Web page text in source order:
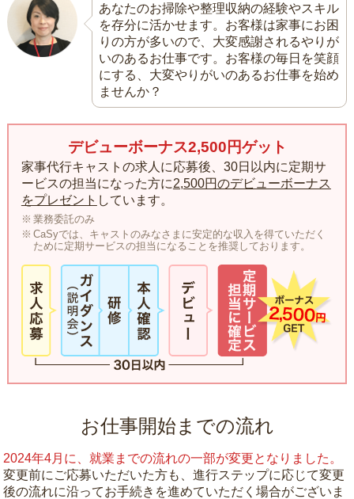
あなたのお掃除や整理収納の経験やスキル
を存分に活かせます。お客様は家事にお困
りの方が多いので、大変感謝されるやりが
いのあるお仕事です。お客様の毎日を笑顔
にする、大変やりがいのあるお仕事を始め
ませんか？
デビューボーナス2,500円ゲット
家事代行キャストの求人に応募後、30日以内に定期サ
ービスの担当になった方に2,500円のデビューボーナス
をプレゼント しています。
業務委託のみ
CaSyでは、キャストのみなさまに安定的な収入を得ていただく
ために定期サービスの担当になることを推奨しております。
お仕事開始までの流れ
2024年4月に、就業までの流れの一部が変更となりました。
変更前にご応募いただいた方も、進行ステップに応じて変更
後の流れに沿ってお手続きを進めていただく場合がございま